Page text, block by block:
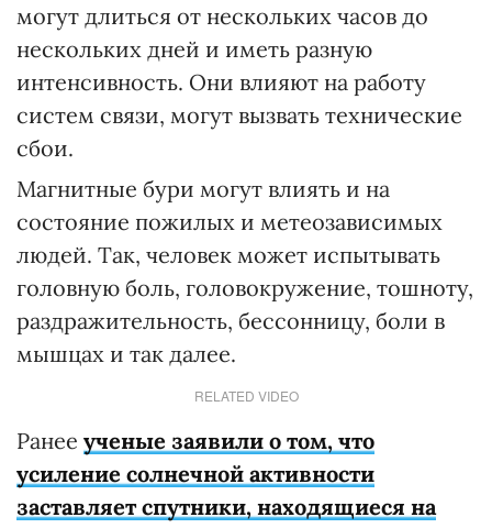
могут длиться от нескольких часов до
нескольких дней и иметь разную
интенсивность. Они влияют на работу
систем связи, могут вызвать технические
сбои.
Магнитные бури могут влиять и на
состояние пожилых и метеозависимых
людей. Так, человек может испытывать
головную боль, головокружение, тошноту,
раздражительность, бессонницу, боли в
мышцах и так далее.
RELATED VIDEO
Ранее ученые заявили о том, что
усиление солнечной активности
заставляет спутники, находящиеся на